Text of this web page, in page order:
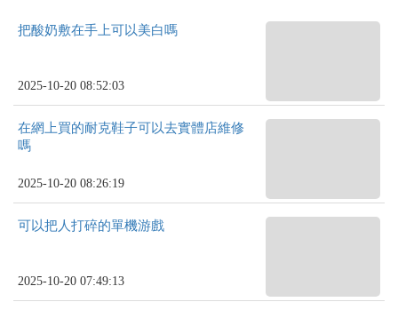
把酸奶敷在手上可以美白嗎
2025-10-20 08:52:03
在網上買的耐克鞋子可以去實體店維修
嗎
2025-10-20 08:26:19
可以把人打碎的單機游戲
2025-10-20 07:49:13